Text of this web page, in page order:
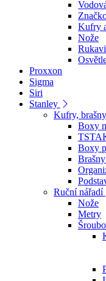
Kufry
Nože
Proxxon
Sigma
Siri
Stanley
Kufry,
Boxy
Boxy
Ruční nářadí
Nože
Metry